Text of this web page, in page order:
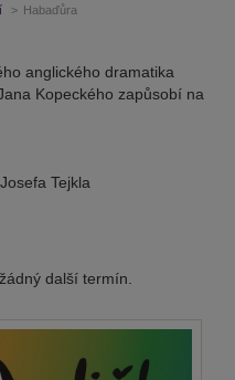
Habaďůra
anglického dramatika
Kopeckého zapůsobí na
Tejkla
další termín.